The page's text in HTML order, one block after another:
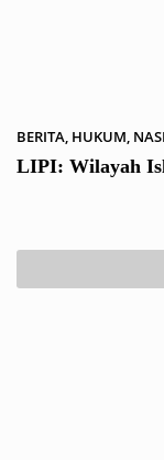
BERITA, HUKUM,
LIPI: Wilayah